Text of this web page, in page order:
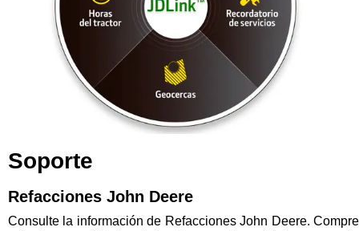
Soporte
Refacciones John Deere
Consulte la información de Refacciones John Deere. Compre